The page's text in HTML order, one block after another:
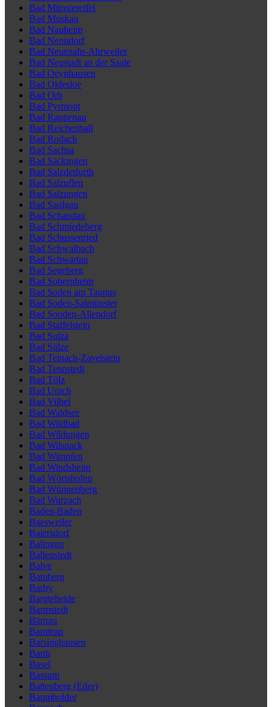
Bad Münstereifel
Bad Muskau
Bad Nauheim
Bad Nenndorf
Bad Neuenahr-Ahrweiler
Bad Neustadt an der Saale
Bad Oeynhausen
Bad Oldesloe
Bad Orb
Bad Pyrmont
Bad Rappenau
Bad Reichenhall
Bad Rodach
Bad Sachsa
Bad Säckingen
Bad Salzdetfurth
Bad Salzuflen
Bad Salzungen
Bad Saulgau
Bad Schandau
Bad Schmiedeberg
Bad Schussenried
Bad Schwalbach
Bad Schwartau
Bad Segeberg
Bad Sobernheim
Bad Soden am Taunus
Bad Soden-Salmünster
Bad Sooden-Allendorf
Bad Staffelstein
Bad Sulza
Bad Sülze
Bad Teinach-Zavelstein
Bad Tennstedt
Bad Tölz
Bad Urach
Bad Vilbel
Bad Waldsee
Bad Wildbad
Bad Wildungen
Bad Wilsnack
Bad Wimpfen
Bad Windsheim
Bad Wörishofen
Bad Wünnenberg
Bad Wurzach
Baden-Baden
Baesweiler
Baiersdorf
Balingen
Ballenstedt
Balve
Bamberg
Barby
Bargteheide
Barmstedt
Bärnau
Barntrup
Barsinghausen
Barth
Basel
Bassum
Battenberg (Eder)
Baumholder